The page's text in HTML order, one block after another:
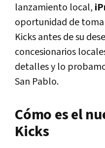
lanzamiento local,
oportunidad de
Kicks antes de su
concesionarios
detalles y lo
San Pablo.
Cómo es el
Kicks